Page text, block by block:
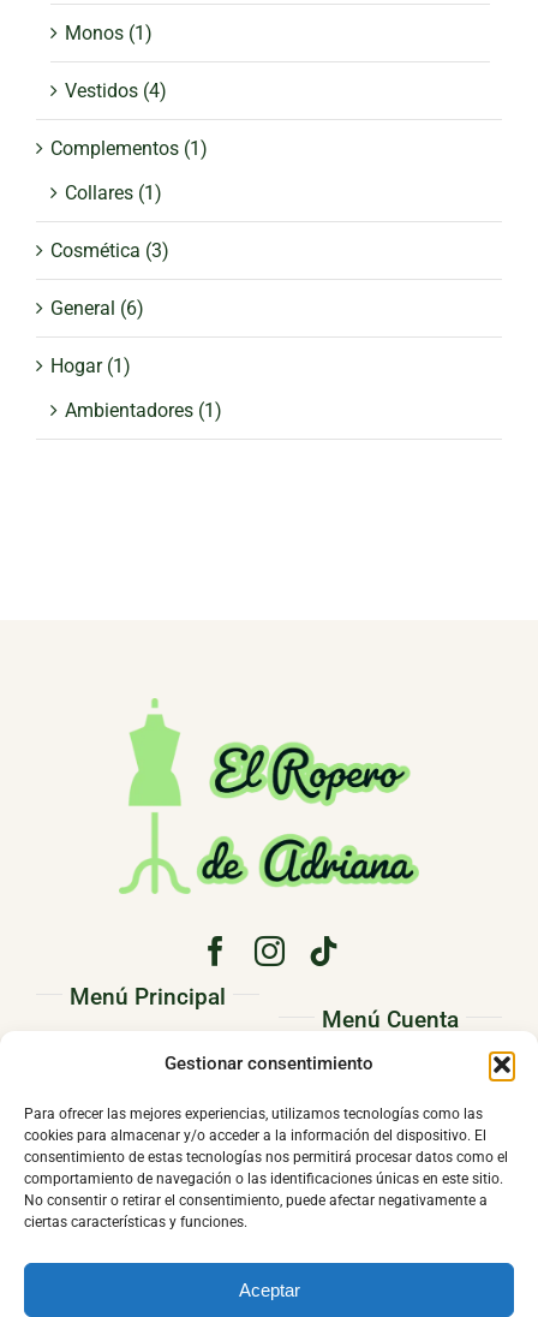
Gestionar consentimiento
Para ofrecer las mejores experiencias, utilizamos tecnologías como las
cookies para almacenar y/o acceder a la información del dispositivo. El
consentimiento de estas tecnologías nos permitirá procesar datos como el
comportamiento de navegación o las identificaciones únicas en este sitio.
No consentir o retirar el consentimiento, puede afectar negativamente a
ciertas características y funciones.
Aceptar
Monos (1)
Vestidos (4)
Complementos (1)
Collares (1)
Cosmética (3)
General (6)
Hogar (1)
Ambientadores (1)
Menú Principal
TIENDA
CONTACTO
Menú Cuenta
Pedidos
Direcciones
Mi cuenta